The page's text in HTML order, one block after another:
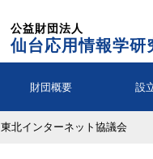
公益財団法人
仙台応用情報学研
財団概要 設
東北インターネット協議会